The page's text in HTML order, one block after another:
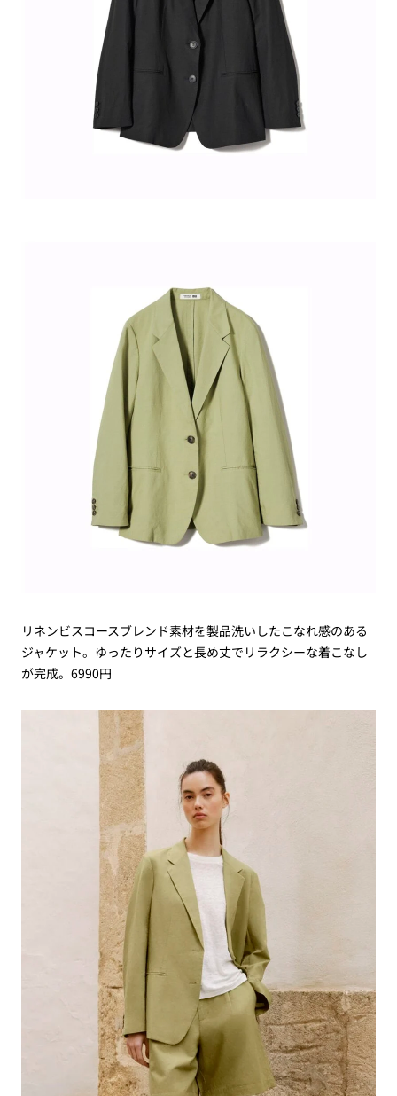
リネンビスコースブレンド素材を製品洗いしたこなれ感のある
ジャケット。ゆったりサイズと長め丈でリラクシーな着こなし
が完成。6990円